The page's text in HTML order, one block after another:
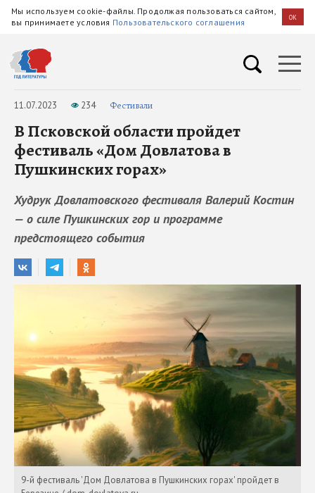
Мы используем cookie-файлы. Продолжая пользоваться сайтом,
вы принимаете условия Пользовательского соглашения OK
11.07.2023 234 Фестивали
В Псковской области пройдет
фестиваль «Дом Довлатова в
Пушкинских горах»
Худрук Довлатовского фестиваля Валерий Костин
— о силе Пушкинских гор и программе
предстоящего события
9-й фестиваль 'Дом Довлатова в Пушкинских горах' пройдет в